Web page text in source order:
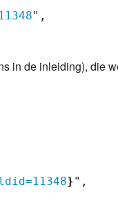
",
in de inleiding), die
}",